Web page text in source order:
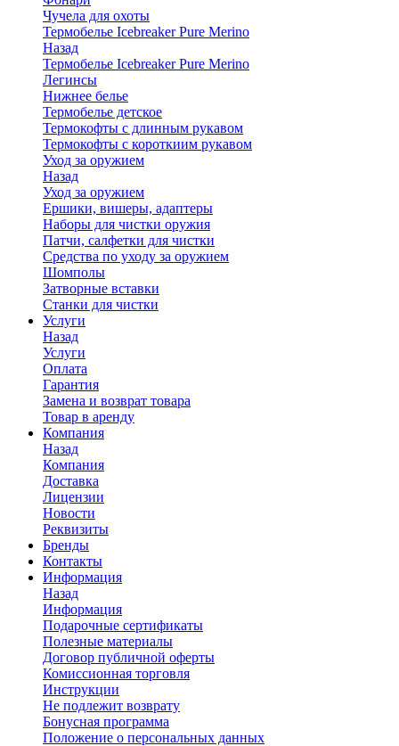
Чучела для охоты
Термобелье Icebreaker Pure Merino
Назад
Термобелье Icebreaker Pure Merino
Легинсы
Нижнее белье
Термобелье детское
Термокофты с длинным рукавом
Термокофты с короткиим рукавом
Уход за оружием
Назад
Уход за оружием
Ершики, вишеры, адаптеры
Наборы для чистки оружия
Патчи, салфетки для чистки
Средства по уходу за оружием
Шомполы
Затворные вставки
Станки для чистки
Услуги
Назад
Услуги
Оплата
Гарантия
Замена и возврат товара
Товар в аренду
Компания
Назад
Компания
Доставка
Лицензии
Новости
Реквизиты
Бренды
Контакты
Информация
Назад
Информация
Подарочные сертификаты
Полезные материалы
Договор публичной оферты
Комиссионная торговля
Инструкции
Не подлежит возврату
Бонусная программа
Положение о персональных данных